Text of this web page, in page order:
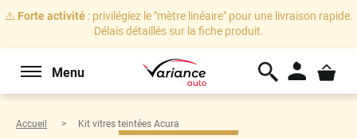
⚠️ Forte activité: privilégiez le "mètre linéaire" pour une livraison rapide.
Délais détaillés sur la fiche produit.
Menu
Accueil Kit vitres teintées Acura